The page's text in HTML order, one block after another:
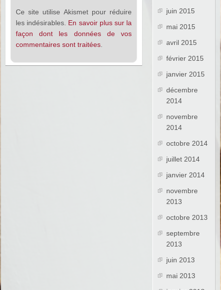
Ce site utilise Akismet pour réduire
les indésirables. En savoir plus sur la
façon dont les données de vos
commentaires sont traitées.
juin 2015
mai 2015
avril 2015
février 2015
janvier 2015
décembre
2014
novembre
2014
octobre 2014
juillet 2014
janvier 2014
novembre
2013
octobre 2013
septembre
2013
juin 2013
mai 2013